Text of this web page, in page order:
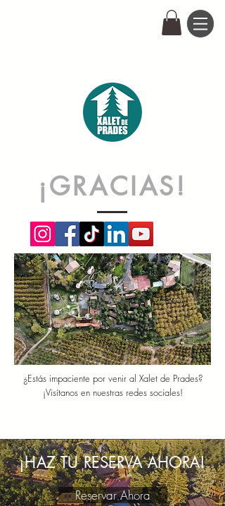
¡GRACIAS!
¿Estás impaciente por venir al Xalet de Prades?
¡Visítanos en nuestras redes sociales!
¡HAZ TU RESERVA AHORA!
Reservar Ahora